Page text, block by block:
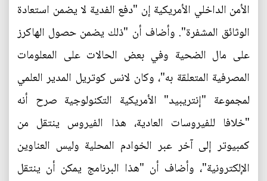
الأمن الداخلي الأمريكية إن "دفع الفدية لا يضمن استعادة
الوثائق المشفرة". وأضاف أن "ذلك يضمن حصول الهاكرز
على مال الضحية وفي بعض الحالات على المعلومات
المصرفية المتعلقة به"، وكان لانس كوتريل المدير العلمي
لمجموعة "إنتريبيد" الأمريكية التكنولوجية صرح أنه
"خلافا للفيروسات العادية، هذا الفيروس ينتقل من
كمبيوتر إلى آخر عبر الخوادم المحلية وليس العناوين
الإلكترونية"، وأضاف أن "هذا البرنامج يمكن أن ينتقل